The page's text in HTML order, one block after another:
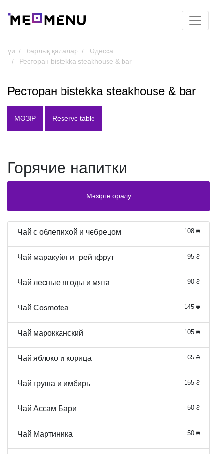
үй барлық қалалар
Одесса
Ресторан bistekka steakhouse & bar
Ресторан bistekka steakhouse & bar
МӘЗІР Reserve table
Горячие напитки
Чай с облепихой и чебрецом 108 ₴
Чай маракуйя и грейпфрут 95 ₴
Чай лесные ягоды и мята 90 ₴
Чай Cosmotea 145 ₴
Чай марокканский 105 ₴
Чай яблоко и корица 65 ₴
Чай груша и имбирь 155 ₴
Чай Ассам Бари 50 ₴
Чай Мартиника 50 ₴
Мәзірге оралу